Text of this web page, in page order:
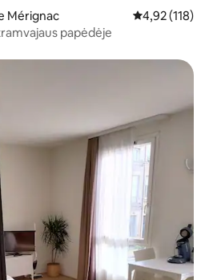
Mérignac Vidutinis
4,92 (118)
papėdėje